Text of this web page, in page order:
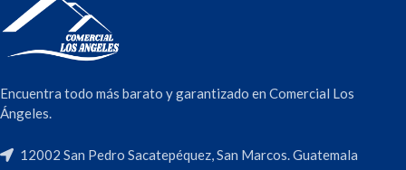
Encuentra todo más barato y garantizado en Comercial Los
Ángeles.
12002 San Pedro Sacatepéquez, San Marcos. Guatemala